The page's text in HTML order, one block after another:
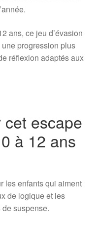
ans, ce jeu d’évasion
progression plus
réflexion adaptés aux
cet escape
à 12 ans
les enfants qui aiment
de logique et les
suspense.